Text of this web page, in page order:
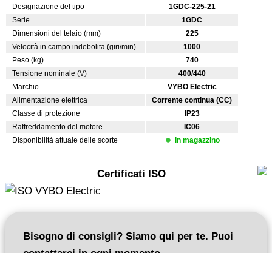
Designazione del tipo
1GDC-225-21
Serie
1GDC
Dimensioni del telaio (mm)
225
Velocità in campo indebolita (giri/min)
1000
Peso (kg)
740
Tensione nominale (V)
400/440
Marchio
VYBO Electric
Alimentazione elettrica
Corrente continua (CC)
Classe di protezione
IP23
Raffreddamento del motore
IC06
Disponibilità attuale delle scorte
in magazzino
Certificati ISO
Bisogno di consigli? Siamo qui per te. Puoi